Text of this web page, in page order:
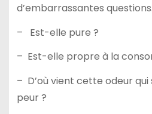
d’embarrassantes questions.
– Est-elle pure ?
– Est-elle propre à la
– D’où vient cette odeur
peur ?